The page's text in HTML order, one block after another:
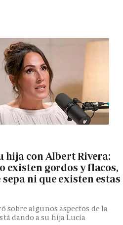
hija con Albert Rivera:
existen gordos y flacos,
ni que existen estas
sobre algunos aspectos de la
dando a su hija Lucía